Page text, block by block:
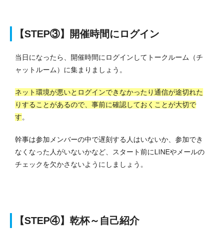
【STEP③】開催時間にログイン
当日になったら、開催時間にログインしてトークルーム（チ
ャットルーム）に集まりましょう。
ネット環境が悪いとログインできなかったり通信が途切れた
りすることがあるので、事前に確認しておくことが大切で
す。
幹事は参加メンバーの中で遅刻する人はいないか、参加でき
なくなった人がいないかなど、スタート前にLINEやメールの
チェックを欠かさないようにしましょう。
【STEP④】乾杯～自己紹介